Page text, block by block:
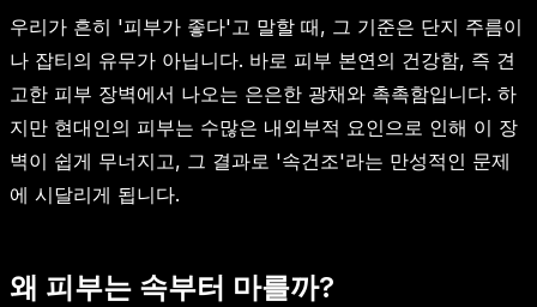
우리가 흔히 '피부가 좋다'고 말할 때, 그 기준은 단지 주름이
나 잡티의 유무가 아닙니다. 바로 피부 본연의 건강함, 즉 견
고한 피부 장벽에서 나오는 은은한 광채와 촉촉함입니다. 하
지만 현대인의 피부는 수많은 내외부적 요인으로 인해 이 장
벽이 쉽게 무너지고, 그 결과로 '속건조'라는 만성적인 문제
에 시달리게 됩니다.
왜 피부는 속부터 마를까?